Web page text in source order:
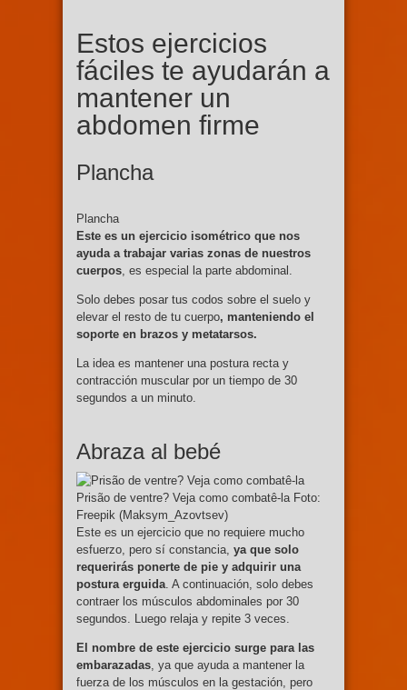
Estos ejercicios
fáciles te ayudarán a
mantener un
abdomen firme
Plancha
Plancha
Este es un ejercicio isométrico que nos
ayuda a trabajar varias zonas de nuestros
cuerpos , es especial la parte abdominal.
Solo debes posar tus codos sobre el suelo y
elevar el resto de tu cuerpo, manteniendo el
soporte en brazos y metatarsos.
La idea es mantener una postura recta y
contracción muscular por un tiempo de 30
segundos a un minuto.
Abraza al bebé
Prisão de ventre? Veja como combatê-la Foto:
Freepik (Maksym_Azovtsev)
Este es un ejercicio que no requiere mucho
esfuerzo, pero sí constancia, ya que solo
requerirás ponerte de pie y adquirir una
postura erguida . A continuación, solo debes
contraer los músculos abdominales por 30
segundos. Luego relaja y repite 3 veces.
El nombre de este ejercicio surge para las
embarazadas , ya que ayuda a mantener la
fuerza de los músculos en la gestación, pero